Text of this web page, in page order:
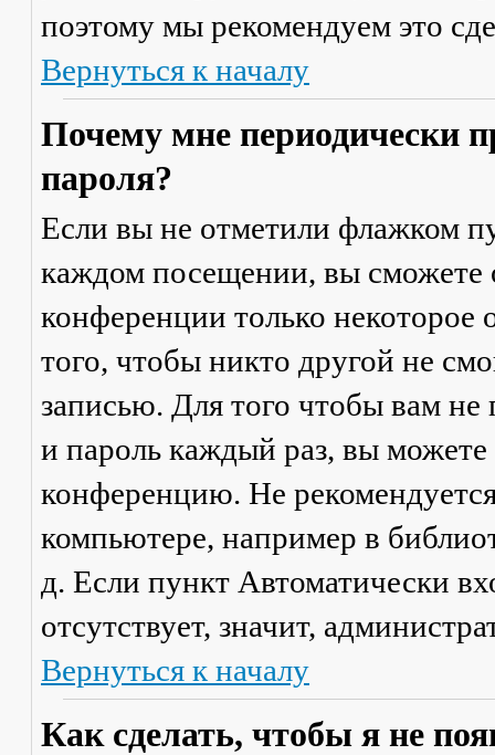
поэтому мы рекомендуем это
Вернуться к началу
Почему мне периодически
пароля?
Если вы не отметили флажком
каждом посещении, вы сможете
конференции только некоторое
того, чтобы никто другой не
записью. Для того чтобы вам не
и пароль каждый раз, вы
конференцию. Не
компьютере, например в
д. Если пункт Автоматически
отсутствует, значит,
Вернуться к началу
Как сделать, чтобы я не